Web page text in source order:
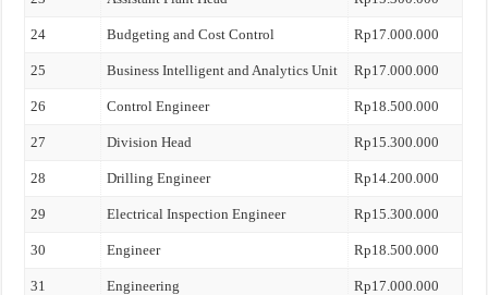
24 Budgeting and Cost Control Rp17.000.000
25 Business Intelligent and Analytics Unit Rp17.000.000
26 Control Engineer Rp18.500.000
27 Division Head Rp15.300.000
28 Drilling Engineer Rp14.200.000
29 Electrical Inspection Engineer Rp15.300.000
30 Engineer Rp18.500.000
31 Engineering Rp17.000.000